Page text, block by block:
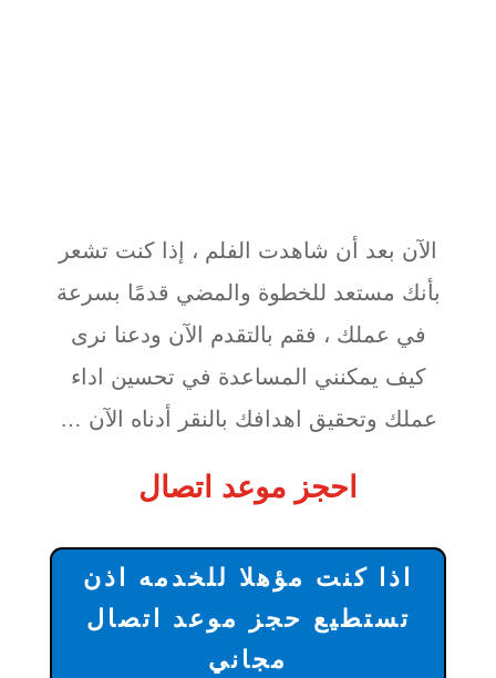
الآن بعد أن شاهدت الفلم ، إذا كنت تشعر
بأنك مستعد للخطوة والمضي قدمًا بسرعة
في عملك ، فقم بالتقدم الآن ودعنا نرى
كيف يمكنني المساعدة في تحسين اداء
عملك وتحقيق اهدافك بالنقر أدناه الآن …
احجز موعد اتصال
اذا كنت مؤهلا للخدمه اذن
تستطيع حجز موعد اتصال
مجاني